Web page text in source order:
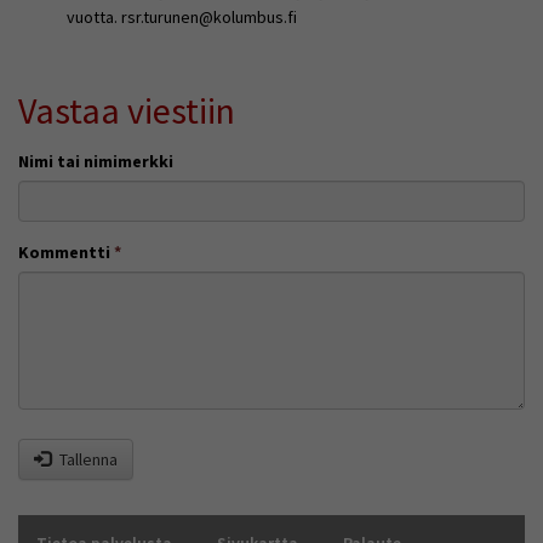
vuotta. rsr.turunen@kolumbus.fi
Vastaa viestiin
Nimi tai nimimerkki
Kommentti *
Tallenna
Voit valita, hyväksytkö näiden evästeiden käytön.